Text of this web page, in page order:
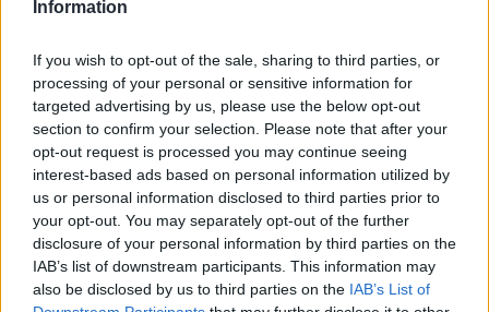
Information
If you wish to opt-out of the sale, sharing to third parties, or
processing of your personal or sensitive information for
targeted advertising by us, please use the below opt-out
section to confirm your selection. Please note that after your
opt-out request is processed you may continue seeing
interest-based ads based on personal information utilized by
us or personal information disclosed to third parties prior to
your opt-out. You may separately opt-out of the further
disclosure of your personal information by third parties on the
IAB’s list of downstream participants. This information may
also be disclosed by us to third parties on the IAB’s List of
LASTRA SIGNA — Anche il nuovo sversamento dall'oleodotto Eni
Livorno-Calenzano è stato causato da un furto. La perdita è di circa
30 metri quadri un terreno di proprietà di un privato sulla via
Chiantigiana a Lastra a Signa. Per le indagini sono intervenuti i
carabinieri insieme ai tecnici dell'Arpat e ai vigili del fuoco per
analizzare se ci sia la presenza di sostanze inquinanti. Sul posto
sono intervenuti vigili del fuoco, carabinieri e personale Eni per
operazioni di bonifica e messa in sicurezza. A dare l'allarme,
questa mattina, un operaio a lavoro nella zona, che ha avvisato i
carabinieri dicendo di avvertire odore di benzina. Nessuno dei